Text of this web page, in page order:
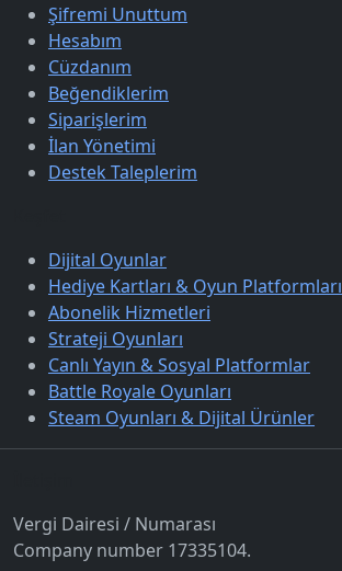
Şifremi Unuttum
Hesabım
Cüzdanım
Beğendiklerim
Siparişlerim
İlan Yönetimi
Destek Taleplerim
Dijital Oyunlar
Hediye Kartları & Oyun Platformları
Abonelik Hizmetleri
Strateji Oyunları
Canlı Yayın & Sosyal Platformlar
Battle Royale Oyunları
Steam Oyunları & Dijital Ürünler
Vergi Dairesi / Numarası
Company number 17335104.